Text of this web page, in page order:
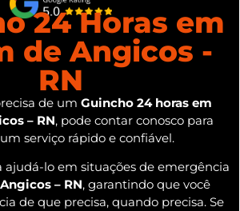
24 Horas em
de Angicos -
RN
de um Guincho 24 horas em
– RN, pode contar conosco para
serviço rápido e confiável.
ajudá-lo em situações de emergência
– RN, garantindo que você
de que precisa, quando precisa. Se